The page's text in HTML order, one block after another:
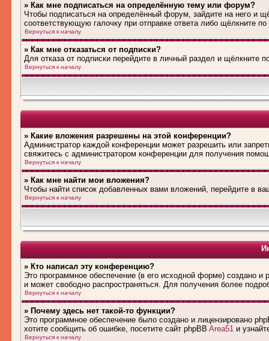
» Как мне подписаться на определённую тему или форум?
Чтобы подписаться на определённый форум, зайдите на него и
соответствующую галочку при отправке ответа либо щёлкните
Вернуться к началу
» Как мне отказаться от подписки?
Для отказа от подписки перейдите в личный раздел и щёлкните
Вернуться к началу
» Какие вложения разрешены на этой конференции?
Администратор каждой конференции может разрешить или
свяжитесь с администратором конференции для получения
Вернуться к началу
» Как мне найти мои вложения?
Чтобы найти список добавленных вами вложений, перейдите в
Вернуться к началу
» Кто написал эту конференцию?
Это программное обеспечение (в его исходной форме) создано и
и может свободно распространяться. Для получения более
Вернуться к началу
» Почему здесь нет такой-то функции?
Это программное обеспечение было создано и лицензировано
хотите сообщить об ошибке, посетите сайт phpBB Area51 и
Вернуться к началу